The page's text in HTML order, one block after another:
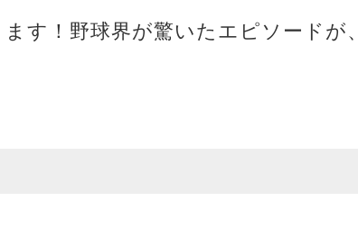
す！野球界が驚いたエピソードが、